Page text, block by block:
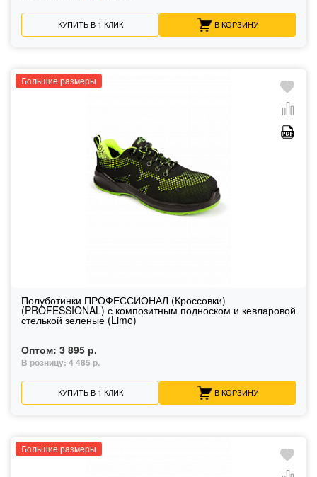
КУПИТЬ В 1 КЛИК В КОРЗИНУ
Большие размеры
Полуботинки ПРОФЕССИОНАЛ (Кроссовки)
(PROFESSIONAL) с композитным подноском и кевларовой
стелькой зеленые (Lime)
Оптом: 3 895 р.
В розницу: 4 485 р.
КУПИТЬ В 1 КЛИК В КОРЗИНУ
Большие размеры